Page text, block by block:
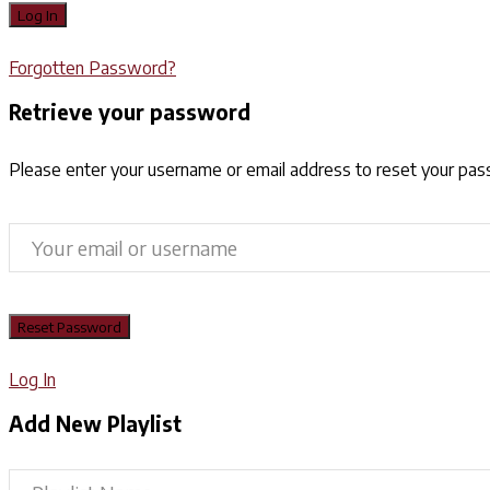
Forgotten Password?
Retrieve your password
Please enter your username or email address to reset your
Log In
Add New Playlist